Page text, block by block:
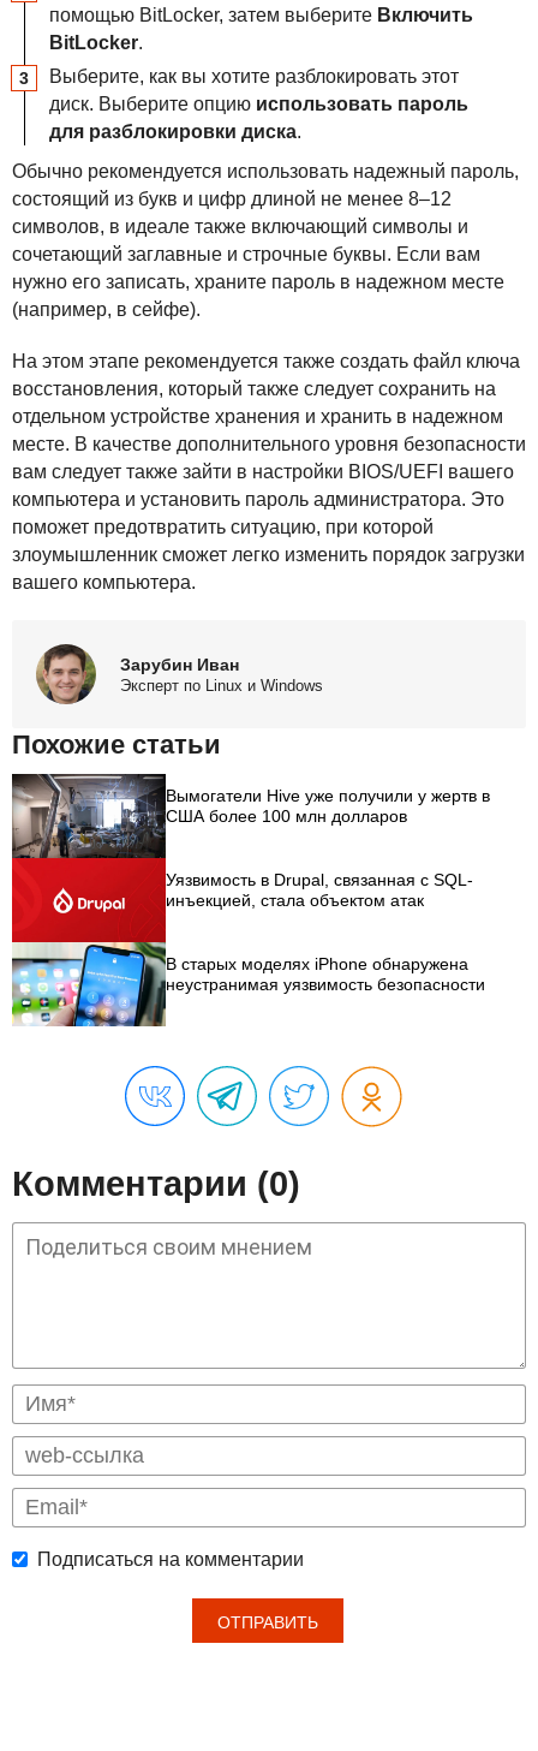
помощью BitLocker, затем выберите Включить
BitLocker.
Выберите, как вы хотите разблокировать этот
диск. Выберите опцию использовать пароль
для разблокировки диска.
Обычно рекомендуется использовать надежный пароль,
состоящий из букв и цифр длиной не менее 8–12
символов, в идеале также включающий символы и
сочетающий заглавные и строчные буквы. Если вам
нужно его записать, храните пароль в надежном месте
(например, в сейфе).
На этом этапе рекомендуется также создать файл ключа
восстановления, который также следует сохранить на
отдельном устройстве хранения и хранить в надежном
месте. В качестве дополнительного уровня безопасности
вам следует также зайти в настройки BIOS/UEFI вашего
компьютера и установить пароль администратора. Это
поможет предотвратить ситуацию, при которой
злоумышленник сможет легко изменить порядок загрузки
вашего компьютера.
Зарубин Иван
Эксперт по Linux и Windows
Похожие статьи
Вымогатели Hive уже получили у жертв в
США более 100 млн долларов
Уязвимость в Drupal, связанная с SQL-
инъекцией, стала объектом атак
В старых моделях iPhone обнаружена
неустранимая уязвимость безопасности
Комментарии (0)
Подписаться на комментарии